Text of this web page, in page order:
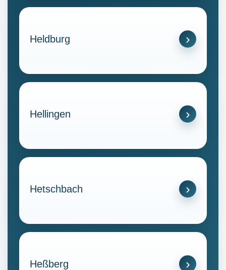
Heldburg
Hellingen
Hetschbach
Heßberg